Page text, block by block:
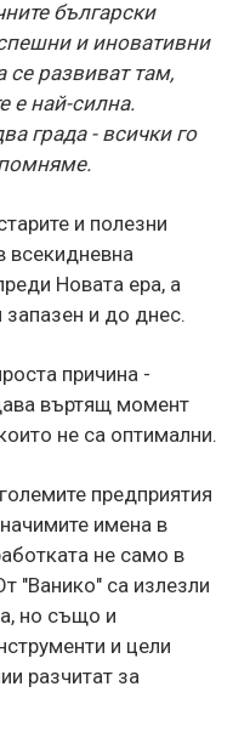
български
и иновативни
се развиват там,
е най-силна.
града - всички го
и полезни
всекидневна
Новата ера, а
запазен и до днес.
причина -
въртящ момент
не са оптимални.
предприятия
имена в
не само в
"Ванико" са излезли
но също и
и цели
разчитат за